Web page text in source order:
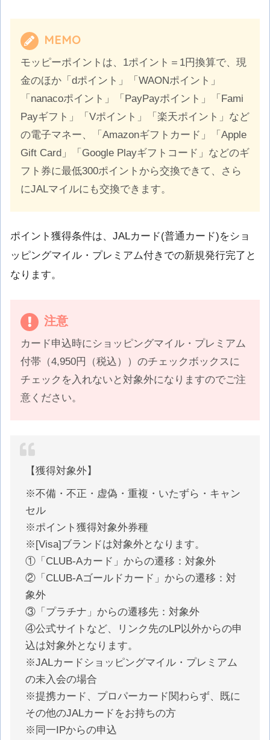
MEMO
モッピーポイントは、1ポイント＝1円換算で、現
金のほか「dポイント」「WAONポイント」
「nanacoポイント」「PayPayポイント」「Fami
Payギフト」「Vポイント」「楽天ポイント」など
の電子マネー、「Amazonギフトカード」「Apple
Gift Card」「Google Playギフトコード」などのギ
フト券に最低300ポイントから交換できて、さら
にJALマイルにも交換できます。
ポイント獲得条件は、JALカード(普通カード)をショ
ッピングマイル・プレミアム付きでの新規発行完了と
なります。
注意
カード申込時にショッピングマイル・プレミアム
付帯（4,950円（税込））のチェックボックスに
チェックを入れないと対象外になりますのでご注
意ください。
【獲得対象外】
※不備・不正・虚偽・重複・いたずら・キャン
セル
※ポイント獲得対象外券種
※[Visa]ブランドは対象外となります。
①「CLUB-Aカード」からの遷移：対象外
②「CLUB-Aゴールドカード」からの遷移：対
象外
③「プラチナ」からの遷移先：対象外
④公式サイトなど、リンク先のLP以外からの申
込は対象外となります。
※JALカードショッピングマイル・プレミアム
の未入会の場合
※提携カード、プロパーカード関わらず、既に
その他のJALカードをお持ちの方
※同一IPからの申込